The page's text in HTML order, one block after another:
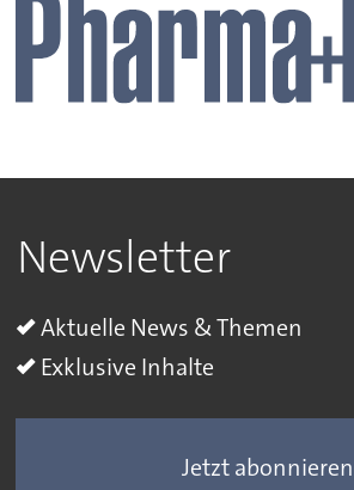
Newsletter
Aktuelle News & Themen
Exklusive Inhalte
Jetzt abonnieren